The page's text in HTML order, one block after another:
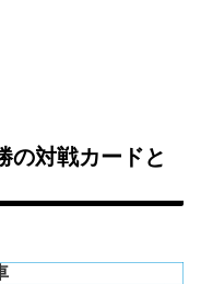
の対戦カードと